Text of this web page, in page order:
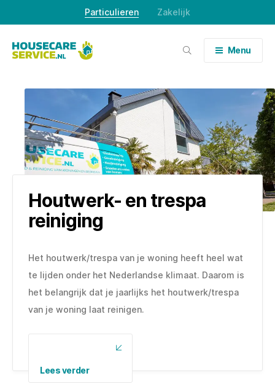
content
Particulieren Zakelijk
Menu
Houtwerk- en trespa
reiniging
Het houtwerk/trespa van je woning heeft heel wat
te lijden onder het Nederlandse klimaat. Daarom is
het belangrijk dat je jaarlijks het houtwerk/trespa
van je woning laat reinigen.
Lees verder